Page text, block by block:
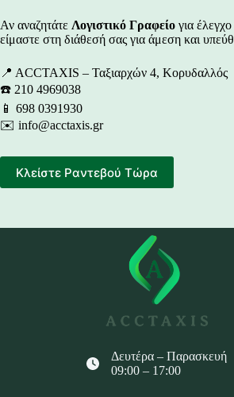
Αν αναζητάτε Λογιστικό Γραφείο για
είμαστε στη διάθεσή σας για άμεση και
📍 ACCTAXIS – Ταξιαρχών 4, Κορυδαλλός
☎️ 210 4969038
📱 698 0391930
✉️ info@acctaxis.gr
Κλείστε Ραντεβού Τώρα
Δευτέρα – Παρασκευή
09:00 – 17:00